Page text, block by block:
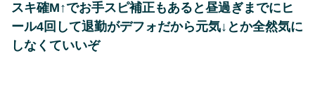
スキ確M↑でお手スピ補正もあると昼過ぎまでにヒ
ール4回して退勤がデフォだから元気↓とか全然気に
しなくていいぞ